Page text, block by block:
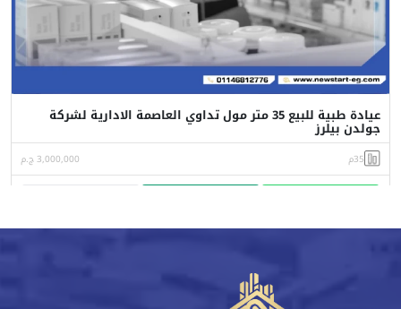
عيادة طبية للبيع 35 متر مول تداوي العاصمة الادارية لشركة
جولدن بيلرز
35م 3,000,000 ج.م